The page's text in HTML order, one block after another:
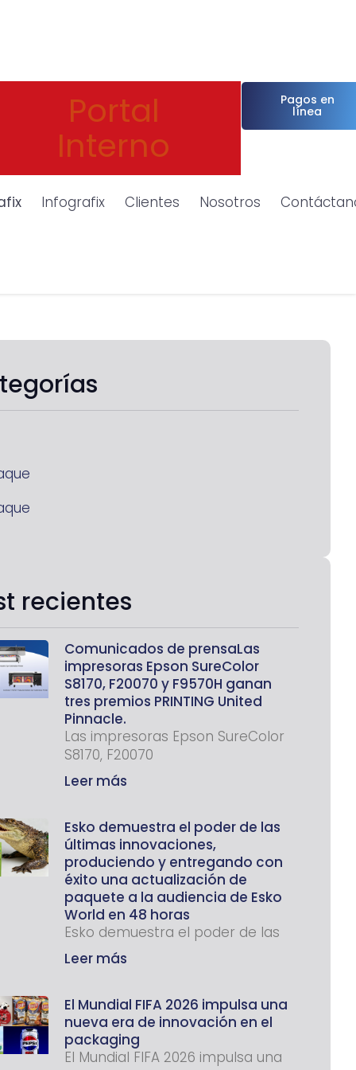
Portal
Interno
Pagos en
línea
Infografix Clientes Nosotros
recientes
Comunicados de prensaLas
impresoras Epson SureColor
S8170, F20070 y F9570H ganan
tres premios PRINTING United
Pinnacle.
Las impresoras Epson SureColor
S8170, F20070
Leer más
Esko demuestra el poder de las
últimas innovaciones,
produciendo y entregando con
éxito una actualización de
paquete a la audiencia de Esko
World en 48 horas
Esko demuestra el poder de las
Leer más
El Mundial FIFA 2026 impulsa una
nueva era de innovación en el
packaging
El Mundial FIFA 2026 impulsa una